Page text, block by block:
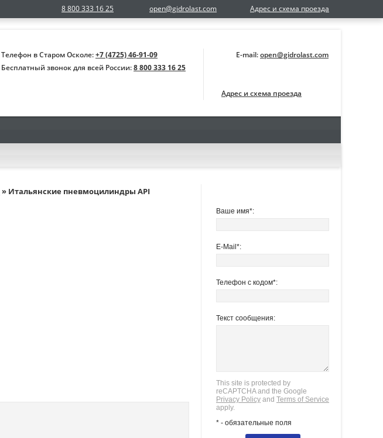
8 800 333 16 25 open@gidrolast.com Адрес и схема проезда
Телефон в Старом Осколе:+7 (4725) 46-91-09 E-mail:open@gidrolast.com
Бесплатный звонок для всей России:8 800 333 16 25
Адрес и схема проезда
» Итальянские пневмоцилиндры API
Ваше имя*:
E-Mail*:
Телефон с кодом*:
Текст сообщения:
This site is protected by
reCAPTCHA and the Google
Privacy Policy and Terms of Service
apply.
* - обязательные поля